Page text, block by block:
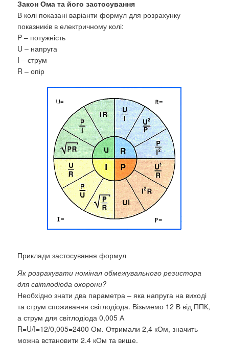
Закон Ома та його застосування
В колі показані варіанти формул для розрахунку
показників в електричному колі:
P – потужність
U – напруга
I – струм
R – опір
Приклади застосування формул
Як розрахувати номінал обмежувального резистора
для світлодіода охорони?
Необхідно знати два параметра – яка напруга на виході
та струм споживання світлодіода. Візьмемо 12 В від ППК,
а струм для світлодіода 0,005 А
R=U/I=12/0,005=2400 Ом. Отримали 2,4 кОм, значить
можна встановити 2,4 кОм та вище.